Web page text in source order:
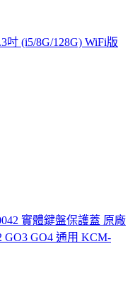
吋 (i5/8G/128G) WiFi版
實體鍵盤保護蓋 原廠
GO3 GO4 通用 KCM-